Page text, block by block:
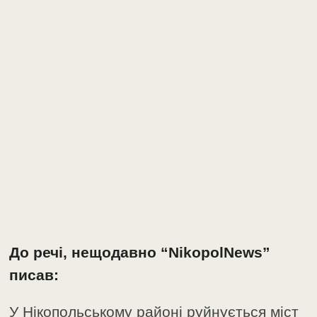
До речі, нещодавно “NikopolNews”
писав:
У Нікопольському районі руйнується міст